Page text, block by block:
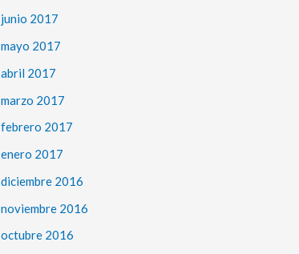
junio 2017
mayo 2017
abril 2017
marzo 2017
febrero 2017
enero 2017
diciembre 2016
noviembre 2016
octubre 2016